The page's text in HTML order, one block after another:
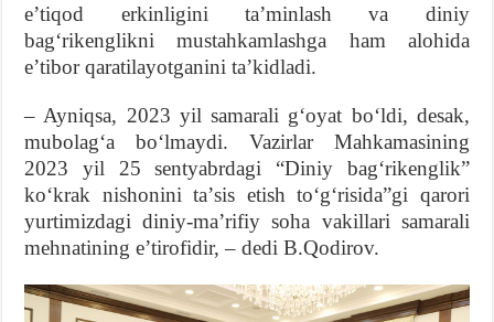
eʼtiqod erkinligini taʼminlash va diniy
bagʻrikenglikni mustahkamlashga ham alohida
eʼtibor qaratilayotganini taʼkidladi.
– Ayniqsa, 2023 yil samarali gʻoyat boʻldi, desak,
mubolagʻa boʻlmaydi. Vazirlar Mahkamasining
2023 yil 25 sentyabrdagi “Diniy bagʻrikenglik”
koʻkrak nishonini taʼsis etish toʻgʻrisida”gi qarori
yurtimizdagi diniy-maʼrifiy soha vakillari samarali
mehnatining eʼtirofidir, – dedi B.Qodirov.